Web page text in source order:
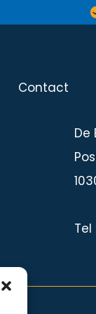
Contact
De
Tel